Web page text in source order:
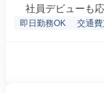
社員デビューも応
即日勤務OK 交通